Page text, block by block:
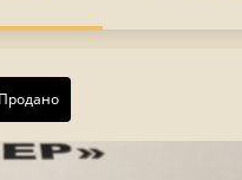
Продано